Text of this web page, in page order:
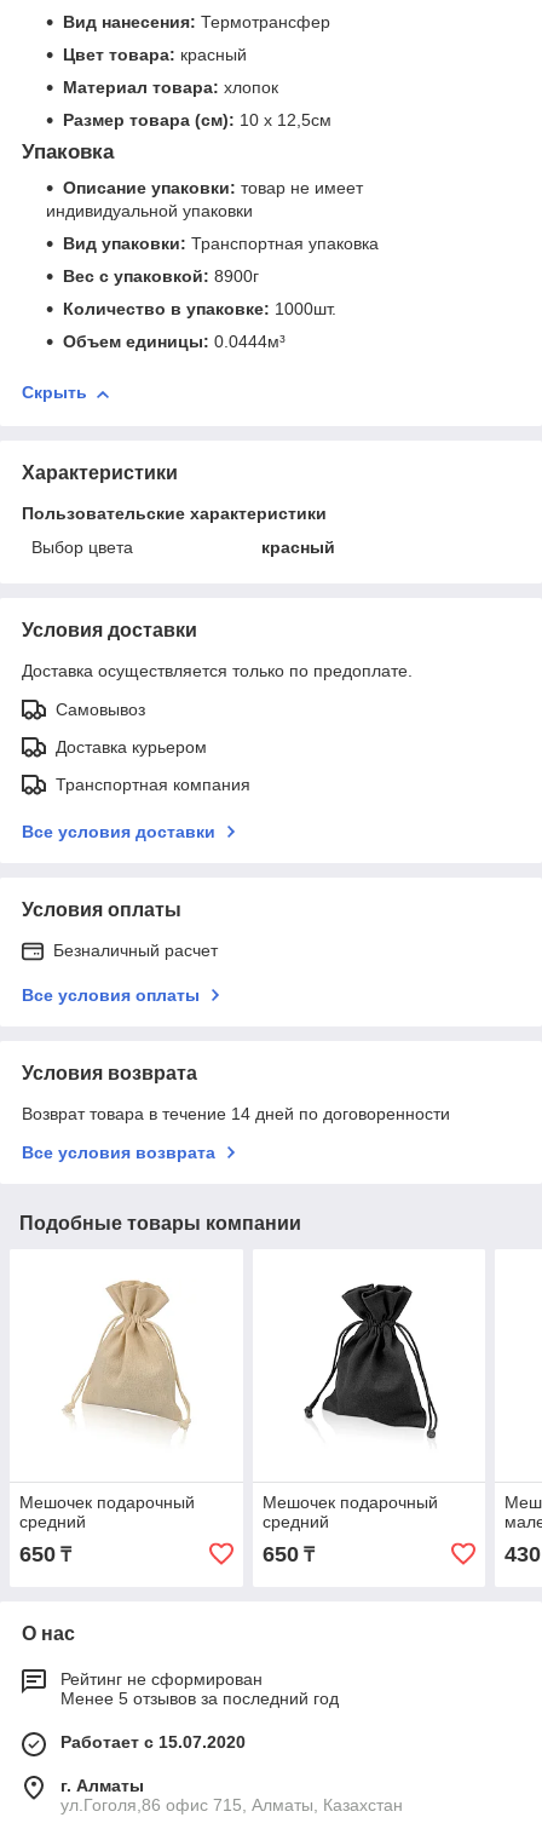
Вид нанесения: Термотрансфер
Цвет товара: красный
Материал товара: хлопок
Размер товара (см): 10 х 12,5см
Упаковка
Описание упаковки: товар не имеет
индивидуальной упаковки
Вид упаковки: Транспортная упаковка
Вес с упаковкой: 8900г
Количество в упаковке: 1000шт.
Объем единицы: 0.0444м³
Скрыть
Характеристики
Пользовательские характеристики
Выбор цвета
красный
Условия доставки
Доставка осуществляется только по предоплате.
Самовывоз
Доставка курьером
Транспортная компания
Все условия доставки
Условия оплаты
Безналичный расчет
Все условия оплаты
Условия возврата
Возврат товара в течение 14 дней по договоренности
Все условия возврата
Подобные товары компании
Мешочек подарочный
средний
650 ₸
Мешочек подарочный
средний
650₸ 430
О нас
Рейтинг не сформирован
Менее 5 отзывов за последний год
Работает с 15.07.2020
г. Алматы
ул.Гоголя,86 офис 715, Алматы, Казахстан